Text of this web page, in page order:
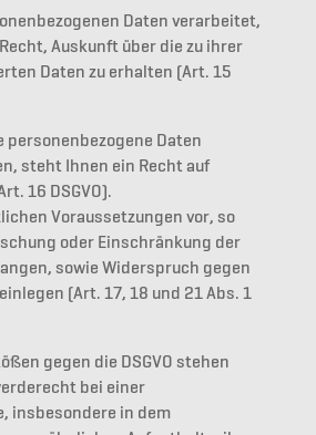
Daten verarbeitet,
Auskunft über die zu ihrer
Daten zu erhalten (Art. 15
Daten
steht Ihnen ein Recht auf
16 DSGVO).
Voraussetzungen vor, so
oder Einschränkung der
sowie Widerspruch gegen
(Art. 17, 18 und 21 Abs. 1
gegen die DSGVO stehen
bei einer
insbesondere in dem